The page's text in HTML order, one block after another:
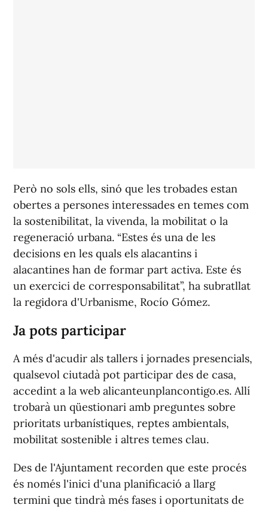
Però no sols ells, sinó que les trobades estan
obertes a persones interessades en temes com
la sostenibilitat, la vivenda, la mobilitat o la
regeneració urbana. “Estes és una de les
decisions en les quals els alacantins i
alacantines han de formar part activa. Este és
un exercici de corresponsabilitat”, ha subratllat
la regidora d'Urbanisme, Rocío Gómez.
Ja pots participar
A més d'acudir als tallers i jornades presencials,
qualsevol ciutadà pot participar des de casa,
accedint a la web alicanteunplancontigo.es. Allí
trobarà un qüestionari amb preguntes sobre
prioritats urbanístiques, reptes ambientals,
mobilitat sostenible i altres temes clau.
Des de l'Ajuntament recorden que este procés
és només l'inici d'una planificació a llarg
termini que tindrà més fases i oportunitats de